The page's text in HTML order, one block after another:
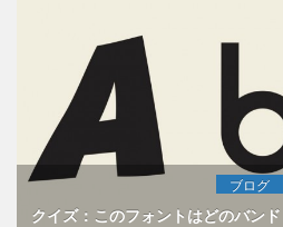
ブログ
クイズ：このフォントはどのバンド